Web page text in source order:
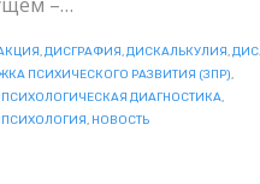
,ДИСГРАФИЯ,ДИСКАЛЬКУЛИЯ,
ПСИХИЧЕСКОГО РАЗВИТИЯ (ЗПР),
ДИАГНОСТИКА,
, НОВОСТЬ